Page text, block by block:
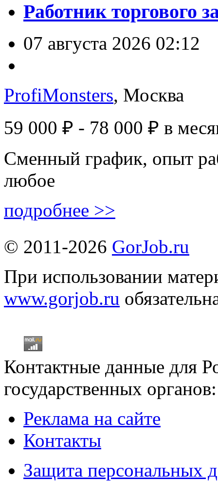
Работник торгового
07 августа 2026 02:12
ProfiMonsters, Москва
59 000 ₽ - 78 000 ₽ в
Сменный график, опыт
любое
подробнее >>
© 2011-2026 GorJob.ru
При использовании
www.gorjob.ru
Контактные данные для
государственных
Реклама на сайте
Контакты
Защита персональных